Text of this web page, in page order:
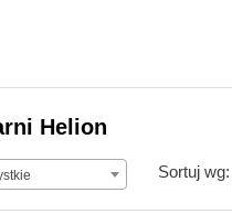
Helion
Sortuj wg: